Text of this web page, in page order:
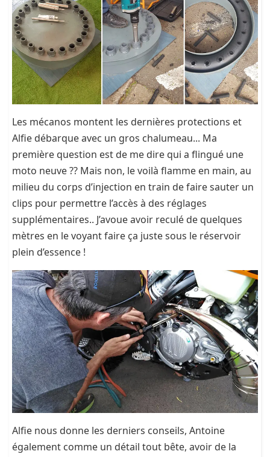
Les mécanos montent les dernières protections et
Alfie débarque avec un gros chalumeau... Ma
première question est de me dire qui a flingué une
moto neuve ?? Mais non, le voilà flamme en main, au
milieu du corps d’injection en train de faire sauter un
clips pour permettre l’accès à des réglages
supplémentaires.. J’avoue avoir reculé de quelques
mètres en le voyant faire ça juste sous le réservoir
plein d’essence !
Alfie nous donne les derniers conseils, Antoine
également comme un détail tout bête, avoir de la